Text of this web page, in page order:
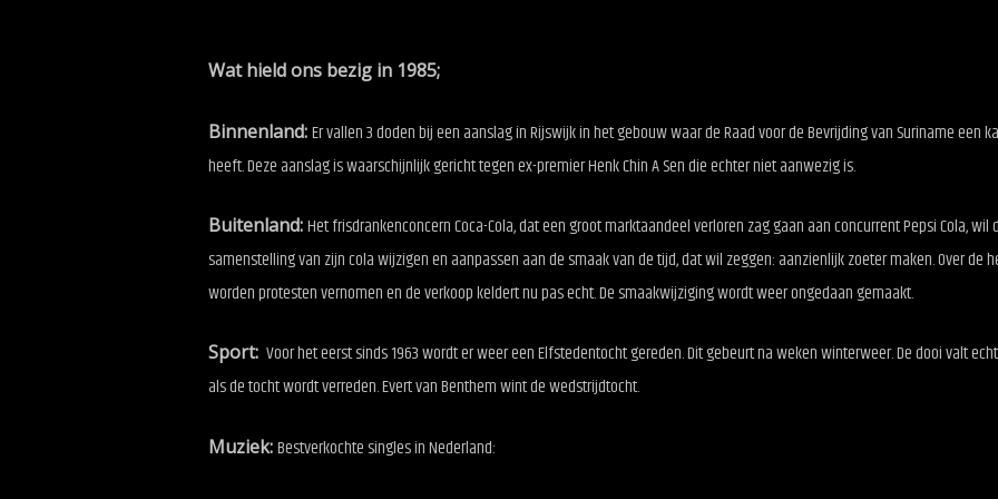
Wat hield ons bezig in 1985;
Binnenland:Er vallen 3 doden bij een aanslag in Rijswijk in het gebouw waar de Raad voor de Bevrijding van Suriname een
heeft. Deze aanslag is waarschijnlijk gericht tegen ex-premier Henk Chin A Sen die echter niet aanwezig is.
Buitenland:Het frisdrankenconcern Coca-Cola, dat een groot marktaandeel verloren zag gaan aan concurrent Pepsi Cola, wil
samenstelling van zijn cola wijzigen en aanpassen aan de smaak van de tijd, dat wil zeggen: aanzienlijk zoeter maken. Over de
worden protesten vernomen en de verkoop keldert nu pas echt. De smaakwijziging wordt weer ongedaan gemaakt.
Sport: Voor het eerst sinds 1963 wordt er weer een Elfstedentocht gereden. Dit gebeurt na weken winterweer. De dooi valt
als de tocht wordt verreden. Evert van Benthem wint de wedstrijdtocht.
Muziek:Bestverkochte singles in Nederland: